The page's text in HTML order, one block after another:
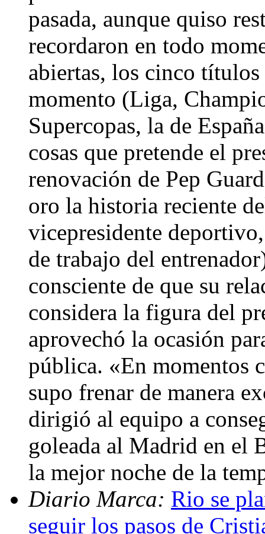
pasada, aunque quiso
recordaron en todo
abiertas, los cinco
momento (Liga,
Supercopas, la de
cosas que pretende el
renovación de Pep
oro la historia reciente
vicepresidente
de trabajo del
consciente de que su
considera la figura del
aprovechó la ocasión
pública. «En momentos
supo frenar de manera
dirigió al equipo a
goleada al Madrid en el
la mejor noche de la
Diario Marca: Rio se
seguir los pasos de